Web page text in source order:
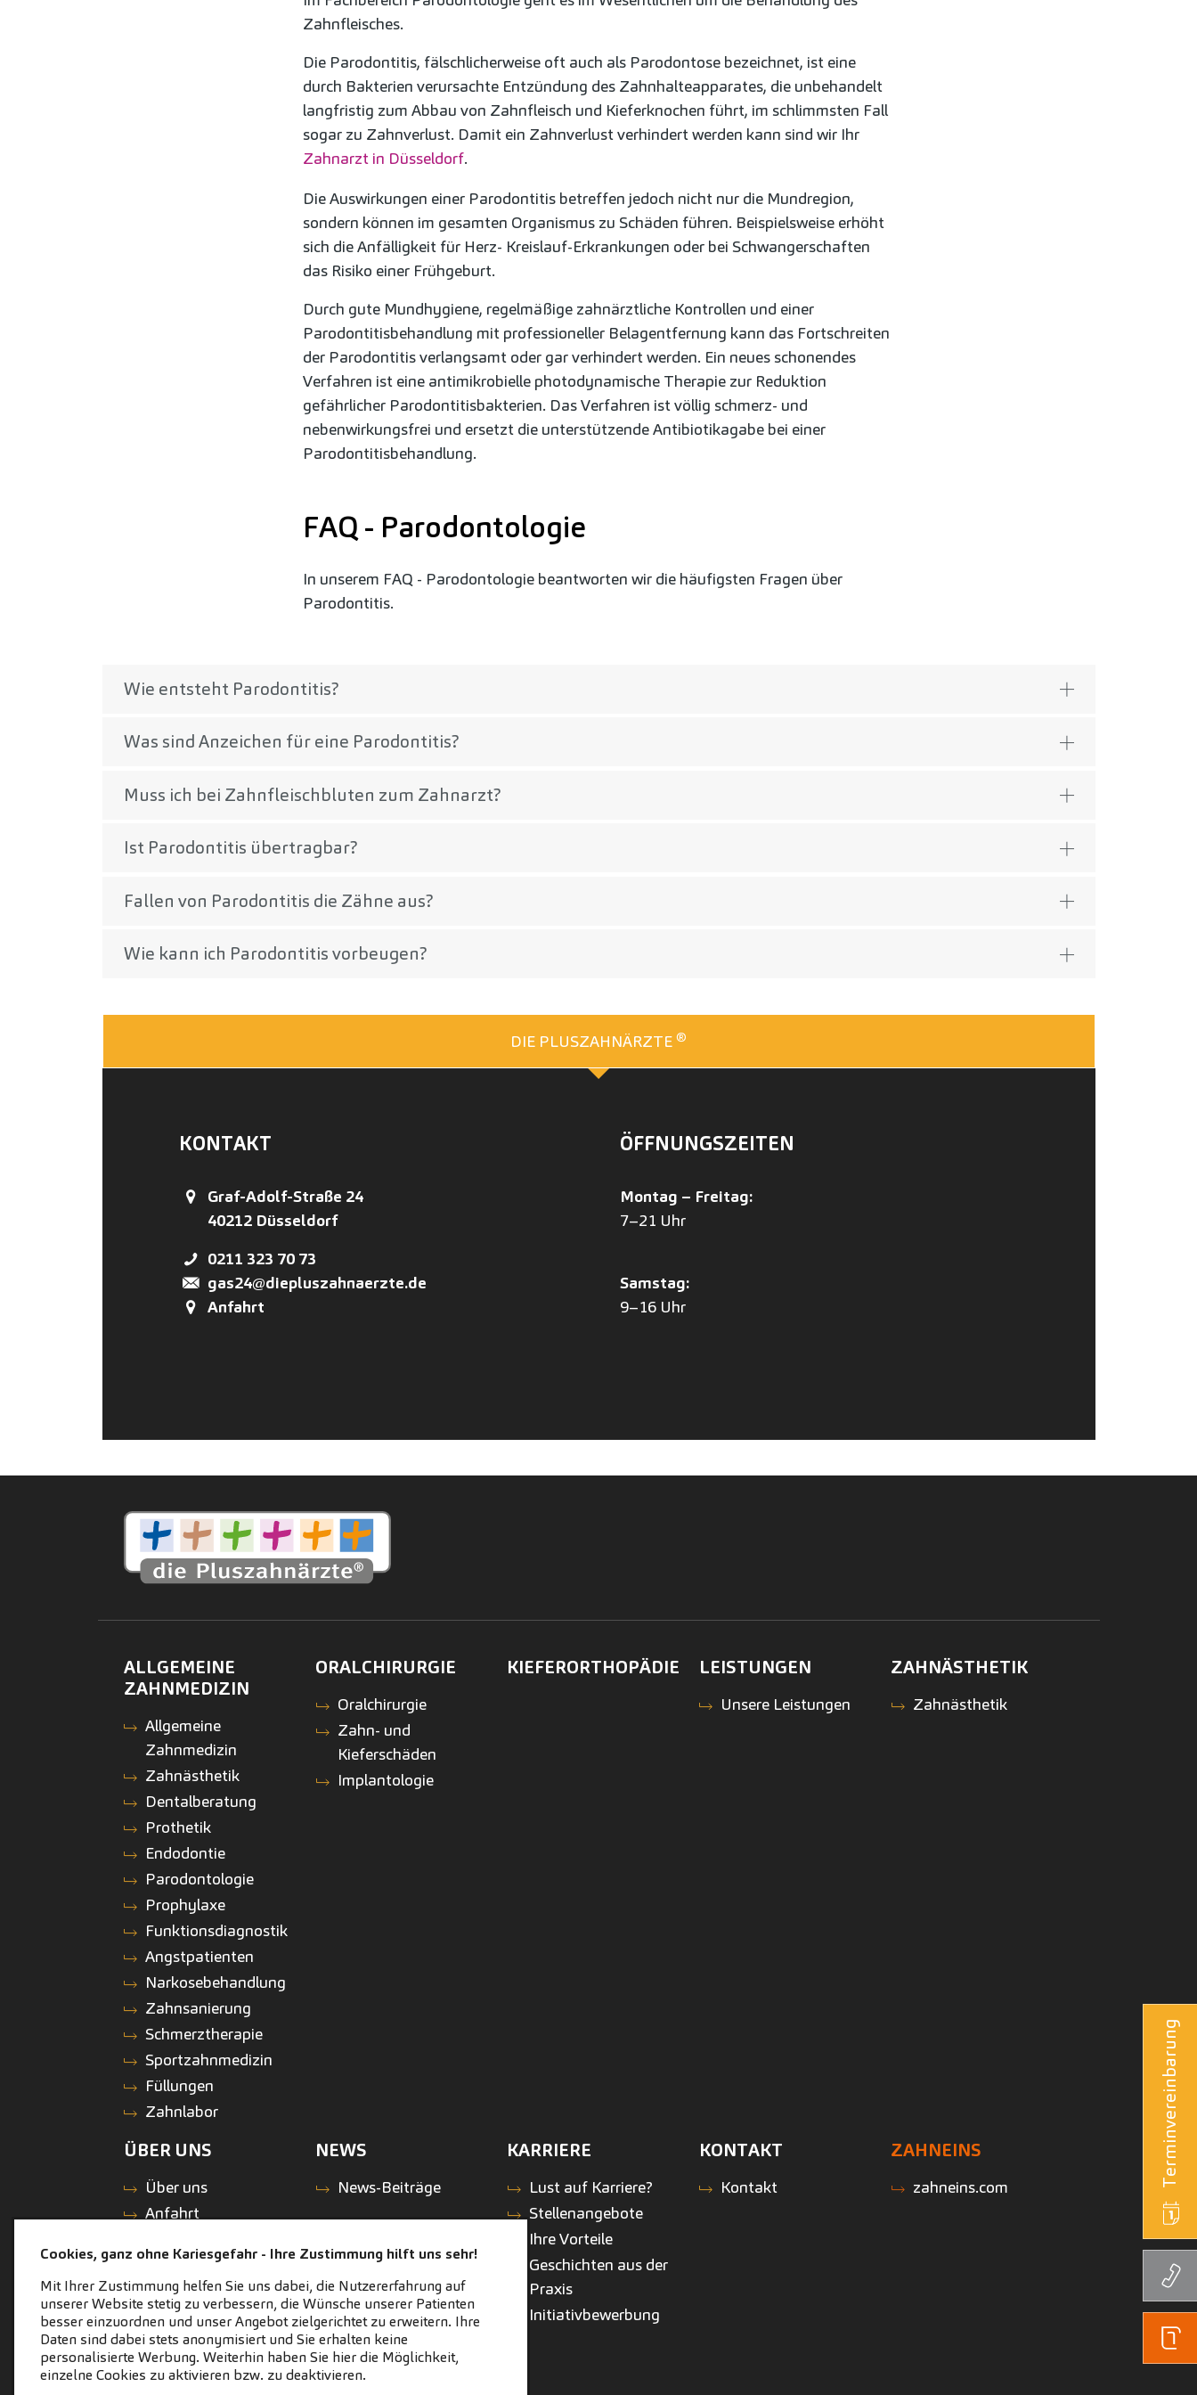
Zahnfleisches.
Die Parodontitis, fälschlicherweise oft auch als Parodontose bezeichnet, ist eine
durch Bakterien verursachte Entzündung des Zahnhalteapparates, die unbehandelt
langfristig zum Abbau von Zahnfleisch und Kieferknochen führt, im schlimmsten Fall
sogar zu Zahnverlust. Damit ein Zahnverlust verhindert werden kann sind wir Ihr
Zahnarzt in Düsseldorf.
Die Auswirkungen einer Parodontitis betreffen jedoch nicht nur die Mundregion,
sondern können im gesamten Organismus zu Schäden führen. Beispielsweise erhöht
sich die Anfälligkeit für Herz- Kreislauf-Erkrankungen oder bei Schwangerschaften
das Risiko einer Frühgeburt.
Durch gute Mundhygiene, regelmäßige zahnärztliche Kontrollen und einer
Parodontitisbehandlung mit professioneller Belagentfernung kann das Fortschreiten
der Parodontitis verlangsamt oder gar verhindert werden. Ein neues schonendes
Verfahren ist eine antimikrobielle photodynamische Therapie zur Reduktion
gefährlicher Parodontitisbakterien. Das Verfahren ist völlig schmerz- und
nebenwirkungsfrei und ersetzt die unterstützende Antibiotikagabe bei einer
Parodontitisbehandlung.
FAQ - Parodontologie
In unserem FAQ - Parodontologie beantworten wir die häufigsten Fragen über
Parodontitis.
Wie entsteht Parodontitis?
Was sind Anzeichen für eine Parodontitis?
Muss ich bei Zahnfleischbluten zum Zahnarzt?
Ist Parodontitis übertragbar?
Fallen von Parodontitis die Zähne aus?
Wie kann ich Parodontitis vorbeugen?
DIE PLUSZAHNÄRZTE ®
KONTAKT
Graf-Adolf-Straße 24
40212 Düsseldorf
0211 323 70 73
gas24@diepluszahnaerzte.de
Anfahrt
ÖFFNUNGSZEITEN
Montag – Freitag:
7–21 Uhr
Samstag:
9–16 Uhr
ALLGEMEINE
ZAHNMEDIZIN
Allgemeine
Zahnmedizin
Zahnästhetik
Dentalberatung
Prothetik
Endodontie
Parodontologie
Prophylaxe
Funktionsdiagnostik
Angstpatienten
Narkosebehandlung
Zahnsanierung
Schmerztherapie
Sportzahnmedizin
Füllungen
Zahnlabor
ORALCHIRURGIE
Oralchirurgie
Zahn- und
Kieferschäden
Implantologie
KIEFERORTHOPÄDIE LEISTUNGEN
Unsere Leistungen
ZAHNÄSTHETIK
Zahnästhetik
ÜBER UNS
Über uns
Anfahrt
Philosophie
Galerie/Impressionen
Die
Pluszahntechniker
Service
NEWS
News-Beiträge
KARRIERE
Lust auf Karriere?
Stellenangebote
Ihre Vorteile
Geschichten aus der
Praxis
Initiativbewerbung
KONTAKT
Kontakt
ZAHNEINS
zahneins.com Terminvereinbarung
Cookies, ganz ohne Kariesgefahr - Ihre Zustimmung hilft uns sehr!
Mit Ihrer Zustimmung helfen Sie uns dabei, die Nutzererfahrung auf
unserer Website stetig zu verbessern, die Wünsche unserer Patienten
besser einzuordnen und unser Angebot zielgerichtet zu erweitern. Ihre
Daten sind dabei stets anonymisiert und Sie erhalten keine
personalisierte Werbung. Weiterhin haben Sie hier die Möglichkeit,
einzelne Cookies zu aktivieren bzw. zu deaktivieren.